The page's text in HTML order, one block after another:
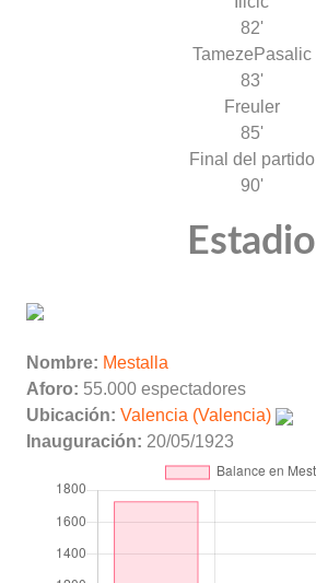
82'
Tameze Pasalic
83'
Freuler
85'
Final del partido
90'
Estadio
Nombre: Mestalla
Aforo: 55.000 espectadores
Ubicación: Valencia (Valencia)
Inauguración: 20/05/1923